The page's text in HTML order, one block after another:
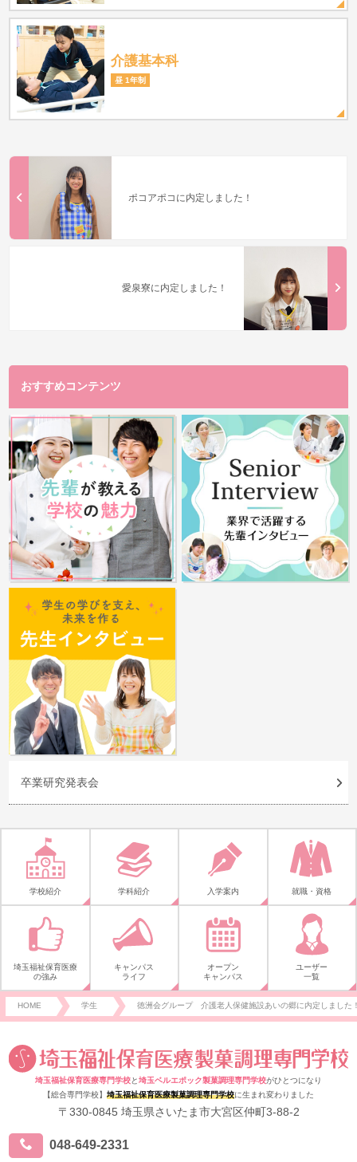
介護基本科
昼 1年制
ポコアポコに内定しました！
愛泉寮に内定しました！
おすすめコンテンツ
卒業研究発表会
学校紹介 学科紹介 入学案内 就職・資格
埼玉福祉保育医療
の強み
キャンパス
ライフ
オープン
キャンパス
ユーザー
一覧
HOME 学生 徳洲会グループ 介護老人保健施設あいの郷に内定しました
埼玉福祉保育医療専門学校と埼玉ベルエポック製菓調理専門学校がひとつになり
【総合専門学校】 埼玉福祉保育医療製菓調理専門学校に生まれ変わりました
〒330-0845 埼玉県さいたま市大宮区仲町3-88-2
048-649-2331